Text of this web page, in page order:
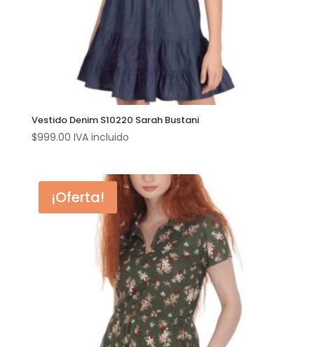
Vestido Denim S10220 Sarah Bustani
$999.00 IVA incluido
¡Oferta!